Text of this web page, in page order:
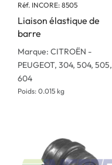
Réf. INCORE: 8505
Liaison élastique de
barre
Marque: CITROËN -
PEUGEOT, 304, 504, 505,
604
Poids: 0.015 kg